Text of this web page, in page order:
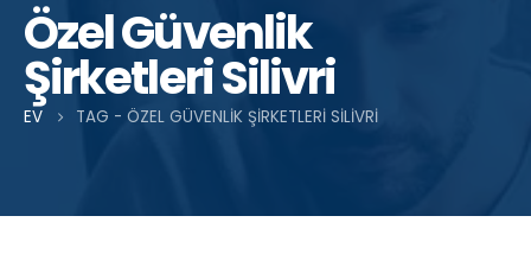
Özel Güvenlik
Şirketleri Silivri
EV TAG - ÖZEL GÜVENLIK ŞIRKETLERI SILIVRI